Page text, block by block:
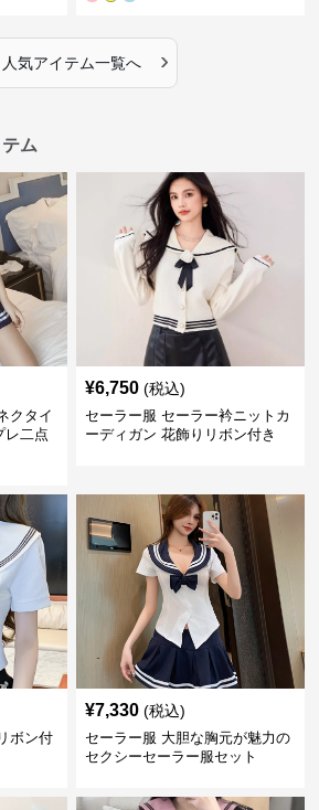
人気アイテム一覧へ ›
ム
クタイ
レ二点
¥6,750 (税込)
セーラー服 セーラー衿ニットカ
ーディガン 花飾りリボン付き
ボン付
¥7,330 (税込)
セーラー服 大胆な胸元が魅力の
セクシーセーラー服セット